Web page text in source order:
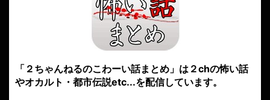
「２ちゃんねるのこわーい話まとめ」は２chの怖い話
やオカルト・都市伝説etc...を配信しています。